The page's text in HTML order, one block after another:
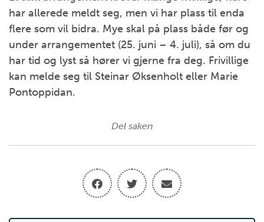
har allerede meldt seg, men vi har plass til enda
flere som vil bidra. Mye skal på plass både før og
under arrangementet (25. juni – 4. juli), så om du
har tid og lyst så hører vi gjerne fra deg. Frivillige
kan melde seg til Steinar Øksenholt eller Marie
Pontoppidan.
Del saken